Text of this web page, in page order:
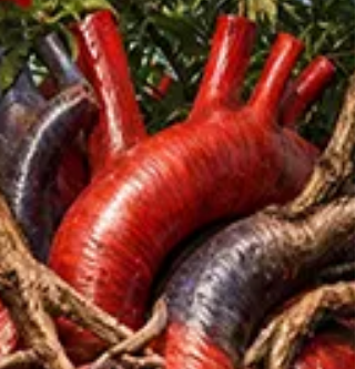
Dr. Harald Wiesendanger
29. Jan.
Droht Impfzwang mit
Bußgeld-Hammer?
Ein verschärftes „Epidemiegesetz“ soll
eine allgemeine Impfpflicht bringen,
Verweigerern drohen dann fünfstellige
Bußgelder – in der Schweiz. In
Deutschland undenkbar? Die unsäglichen
Coronajahre geben reichlich Grund, auch
hierzulande mit dem Schlimmsten zu
rechnen, sobald die WHO die nächste